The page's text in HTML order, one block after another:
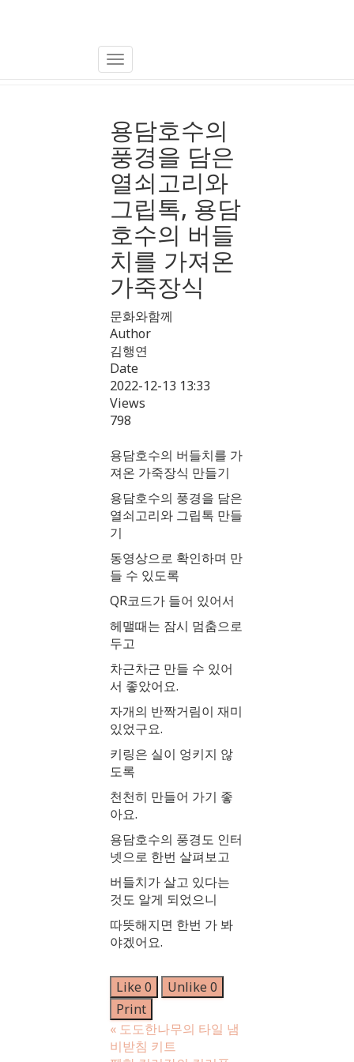
Toggle
용담호수의
풍경을 담은
열쇠고리와
그립톡, 용담
호수의 버들
치를 가져온
가죽장식
문화와함께
Author
김행연
Date
2022-12-13 13:33
Views
798
용담호수의 버들치를 가
져온 가죽장식 만들기
용담호수의 풍경을 담은
열쇠고리와 그립톡 만들
기
동영상으로 확인하며 만
들 수 있도록
QR코드가 들어 있어서
헤맬때는 잠시 멈춤으로
두고
차근차근 만들 수 있어
서 좋았어요.
자개의 반짝거림이 재미
있었구요.
키링은 실이 엉키지 않
도록
천천히 만들어 가기 좋
아요.
용담호수의 풍경도 인터
넷으로 한번 살펴보고
버들치가 살고 있다는
것도 알게 되었으니
따뜻해지면 한번 가 봐
야겠어요.
Like 0 Unlike 0
Print
« 도도한나무의 타일 냄
비받침 키트